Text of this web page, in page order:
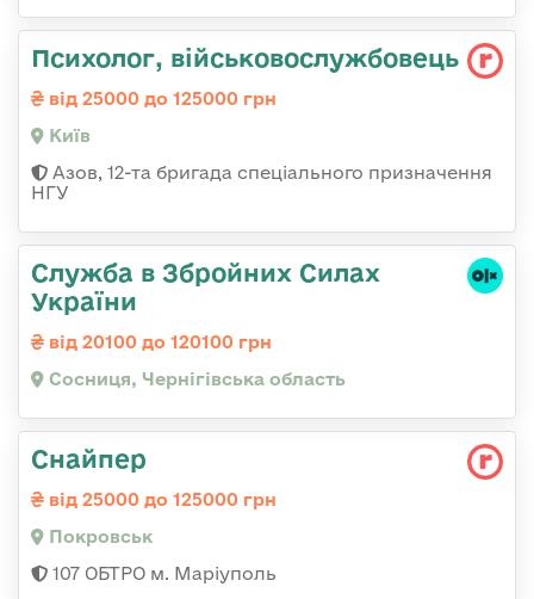
Психолог, військовослужбовець
від 25000 до 125000 грн
Київ
Азов, 12-та бригада спеціального призначення
НГУ
Служба в Збройних Силах
України
від 20100 до 120100 грн
Сосниця, Чернігівська область
Снайпер
від 25000 до 125000 грн
Покровськ
107 ОБТРО м. Маріуполь